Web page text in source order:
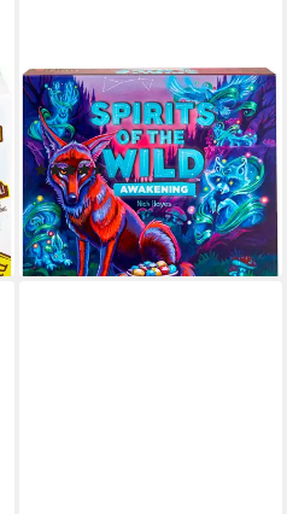
MATTEL GAMES
Spiel Spirits of the Wild - The
Awakening (D), Sammelspiel
(2)
ab 21,68 € UVP24,99 €
-13%
lieferbar - in 1-2 Werktagen bei dir